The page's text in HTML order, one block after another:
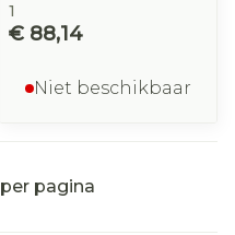
1
€ 88,14
Niet beschikbaar
per pagina